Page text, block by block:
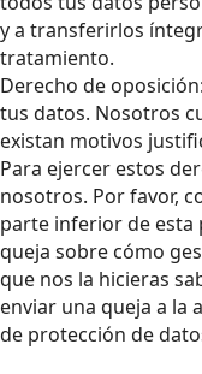
y a transferirlos
tratamiento.
Derecho de
tus datos. Nosotros
existan motivos
Para ejercer estos
nosotros. Por favor,
parte inferior de esta
queja sobre cómo
que nos la hicieras
enviar una queja a la
de protección de